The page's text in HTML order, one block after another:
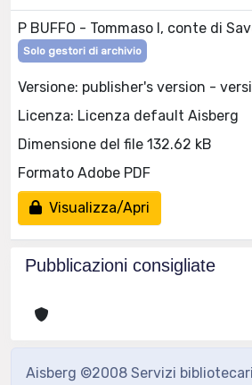
P BUFFO - Tommaso I, conte di
Solo gestori di archivio
Versione: publisher's version -
Licenza: Licenza default Aisberg
Dimensione del file 132.62 kB
Formato Adobe PDF
Visualizza/Apri
Pubblicazioni consigliate
Aisberg ©2008 Servizi